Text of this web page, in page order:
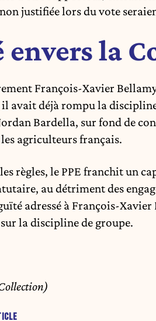
justifiée lors du vote
envers la
François-Xavier
avait déjà rompu la
Bardella, sur fond de
agriculteurs français.
règles, le PPE franchit un
au détriment des
adressé à François-
la discipline de groupe.